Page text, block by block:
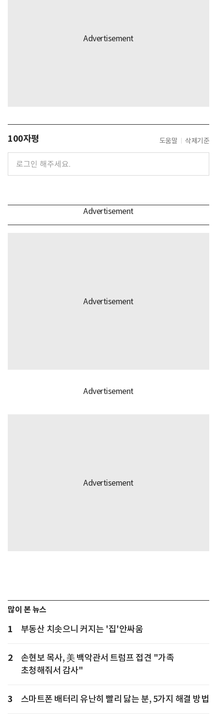
100자평 도움말 삭제기준
많이 본 뉴스
1 부동산 치솟으니 커지는 '집'안싸움
2
손현보 목사, 美 백악관서 트럼프 접견 "가족
초청해줘서 감사"
3 스마트폰 배터리 유난히 빨리 닳는 분, 5가지 해결 방법